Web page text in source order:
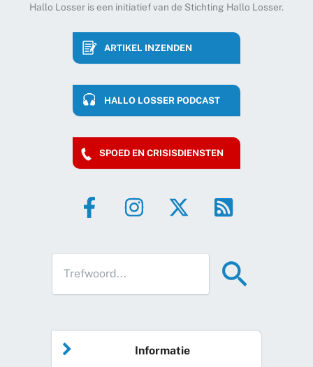
Hallo Losser is een initiatief van de Stichting Hallo Losser.
ARTIKEL INZENDEN
HALLO LOSSER PODCAST
SPOED EN CRISISDIENSTEN
Informatie